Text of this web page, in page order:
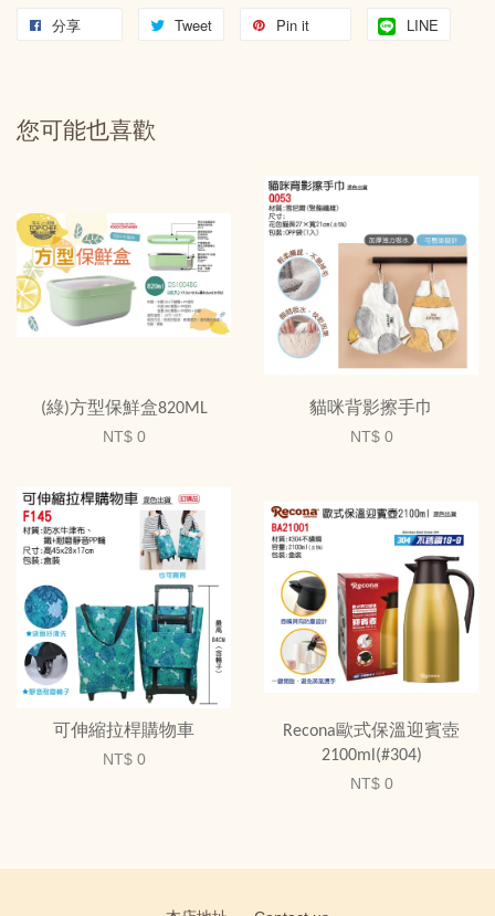
分享 Tweet Pin it LINE
您可能也喜歡
(綠)方型保鮮盒820ML
NT$ 0
貓咪背影擦手巾
NT$ 0
可伸縮拉桿購物車
NT$ 0
Recona歐式保溫迎賓壺
2100ml(#304)
NT$ 0